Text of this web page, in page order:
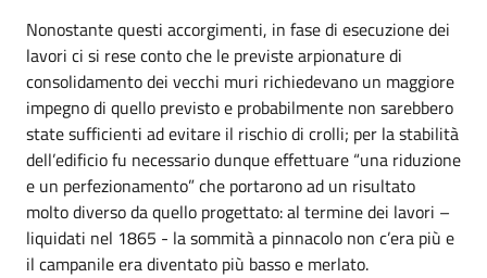
Nonostante questi accorgimenti, in fase di esecuzione dei
lavori ci si rese conto che le previste arpionature di
consolidamento dei vecchi muri richiedevano un maggiore
impegno di quello previsto e probabilmente non sarebbero
state sufficienti ad evitare il rischio di crolli; per la stabilità
dell’edificio fu necessario dunque effettuare “una riduzione
e un perfezionamento” che portarono ad un risultato
molto diverso da quello progettato: al termine dei lavori –
liquidati nel 1865 - la sommità a pinnacolo non c’era più e
il campanile era diventato più basso e merlato.